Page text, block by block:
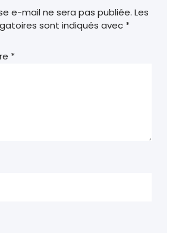
e-mail ne sera pas publiée. Les
sont indiqués avec *
*